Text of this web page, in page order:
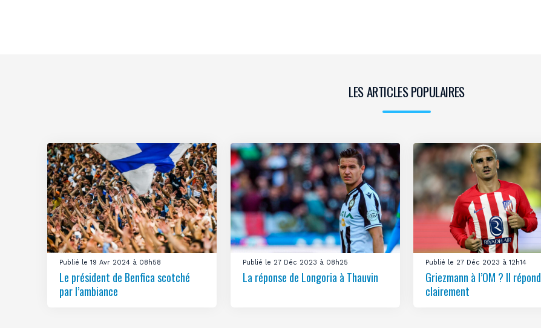
LES ARTICLES POPULAIRES
Publié le 19 Avr 2024 à 08h58
Le président de Benfica scotché
par l’ambiance
Publié le 27 Déc 2023 à 08h25
La réponse de Longoria à Thauvin
Publié le 27 Déc 2023 à 12h14
Griezmann à l’OM ? Il répond
clairement